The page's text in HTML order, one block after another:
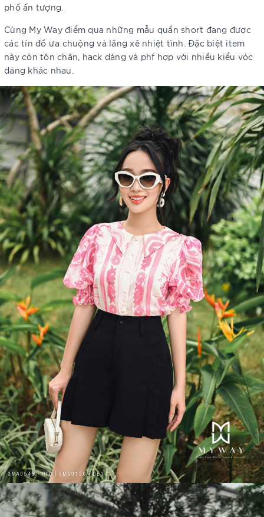
phố ấn tượng.
Cùng My Way điểm qua những mẫu quần short đang được
các tín đồ ưa chuộng và lăng xê nhiệt tình. Đặc biệt item
này còn tôn chân, hack dáng và phf hợp với nhiều kiểu vóc
dáng khác nhau.